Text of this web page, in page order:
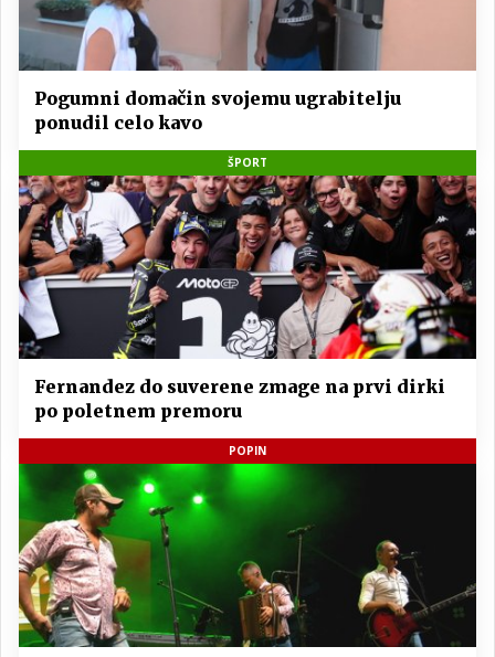
Pogumni domačin svojemu ugrabitelju
ponudil celo kavo
ŠPORT
Fernandez do suverene zmage na prvi dirki
po poletnem premoru
POPIN